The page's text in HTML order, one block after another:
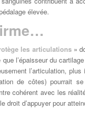
élevée.
les articulations»
l’épaisseur du
l’articulation,
de côtes) pourrait
cohérent avec les
d’appuyer pour